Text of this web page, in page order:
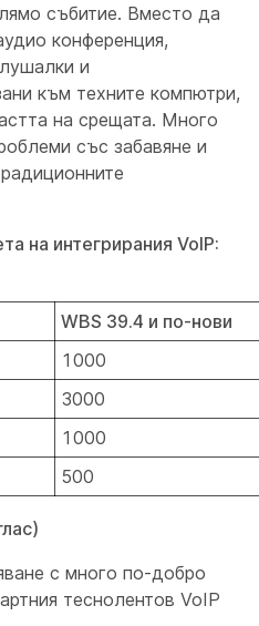
събитие. Вместо да
конференция,
и
към техните компютри,
на срещата. Много
със забавяне и
на интегрирания VoIP:
WBS 39.4 и по-нови
1000
3000
1000
500
с много по-добро
теснолентов VoIP